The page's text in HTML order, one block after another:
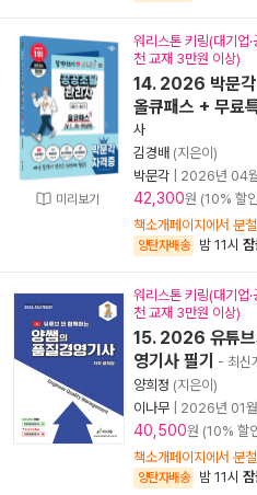
미리보기
워리스톤 키링(대기업
천 교재 3만원 이상)
14. 2026 박문각
올큐패스 + 무료
사
김경배 (지은이)
박문각
2026년 04
42,300원 (10% 할
책소개페이지에서 분
양탄자배송 밤 11시
워리스톤 키링(대기업
천 교재 3만원 이상)
15. 2026 유튜브
영기사 필기
- 최신
양희정 (지은이)
이나무
2026년 01월
40,500원 (10% 할
책소개페이지에서 분
양탄자배송 밤 11시